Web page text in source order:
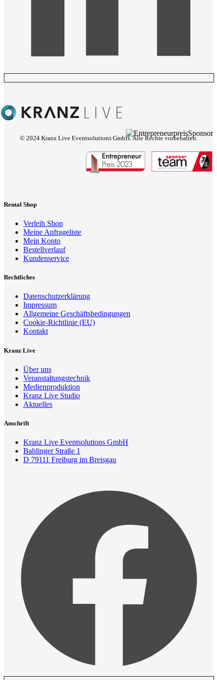
© 2024 Kranz Live Eventsolutions GmbH. Alle Rechte vorbehalten.
Rental Shop
Verleih Shop
Meine Anfrageliste
Mein Konto
Bestellverlauf
Kundenservice
Rechtliches
Datenschutzerklärung
Impressum
Allgemeine Geschäftsbedingungen
Cookie-Richtlinie (EU)
Kontakt
Kranz Live
Über uns
Veranstaltungstechnik
Medienproduktion
Kranz Live Studio
Aktuelles
Anschrift
Kranz Live Eventsolutions GmbH
Bahlinger Straße 1
D 79111 Freiburg im Breisgau